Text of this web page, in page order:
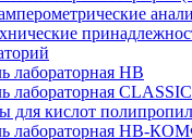
лабораторная НВ
лабораторная
для кислот
лабораторная НВ-